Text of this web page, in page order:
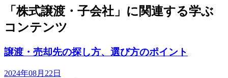
「株式譲渡・子会社」に関連する学ぶ
コンテンツ
譲渡・売却先の探し方、選び方のポイント
2024年08月22日